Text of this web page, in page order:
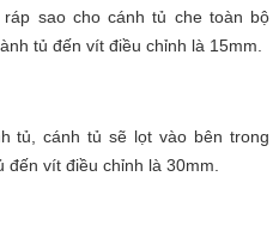
sao cho cánh tủ che toàn bộ
tủ đến vít điều chỉnh là 15mm.
tủ, cánh tủ sẽ lọt vào bên trong
vít điều chỉnh là 30mm.